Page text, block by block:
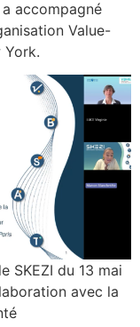
accompagné
Value-
York.
SKEZI du 13 mai
avec la